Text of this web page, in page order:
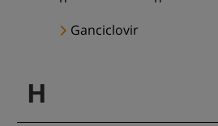
Ganciclovir
H